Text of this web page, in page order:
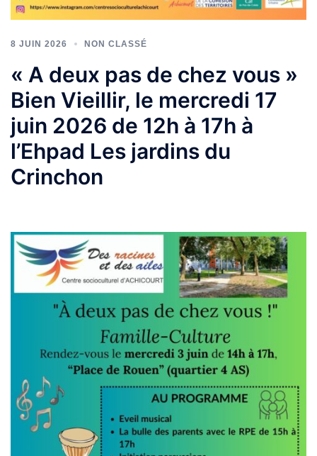
8 JUIN 2026 NON CLASSÉ
« A deux pas de chez vous »
Bien Vieillir, le mercredi 17
juin 2026 de 12h à 17h à
l’Ehpad Les jardins du
Crinchon